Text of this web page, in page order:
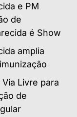
e PM
de
é Show
amplia
Livre para
de